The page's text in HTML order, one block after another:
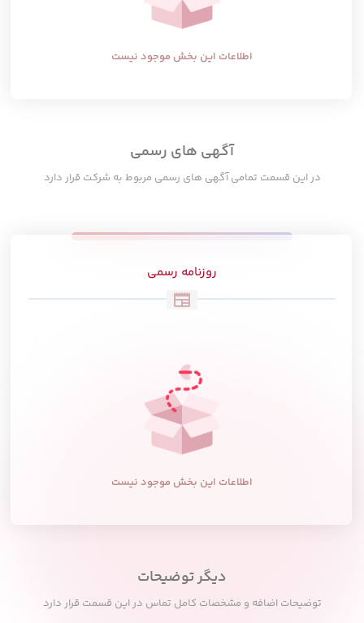
اطلاعات این بخش موجود نیست
آگهی های رسمی
در این قسمت تمامی آگهی های رسمی مربوط به شرکت قرار دارد
newspaper
روزنامه رسمی
اطلاعات این بخش موجود نیست
دیگر توضیحات
توضیحات اضافه و مشخصات کامل تماس در این قسمت قرار دارد